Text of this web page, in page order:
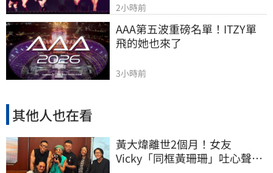
2小時前
AAA第五波重磅名單！ITZY單
飛的她也來了
3小時前
其他人也在看
黃大煒離世2個月！女友
Vicky「同框黃珊珊」吐心聲